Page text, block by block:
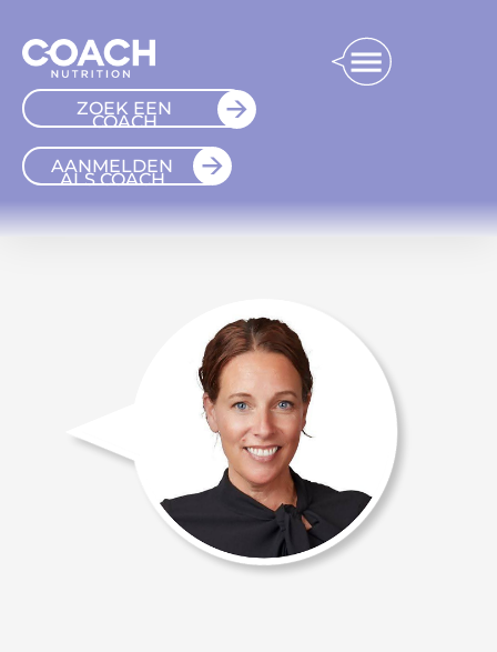
ZOEK EEN
COACH
AANMELDEN
ALS COACH